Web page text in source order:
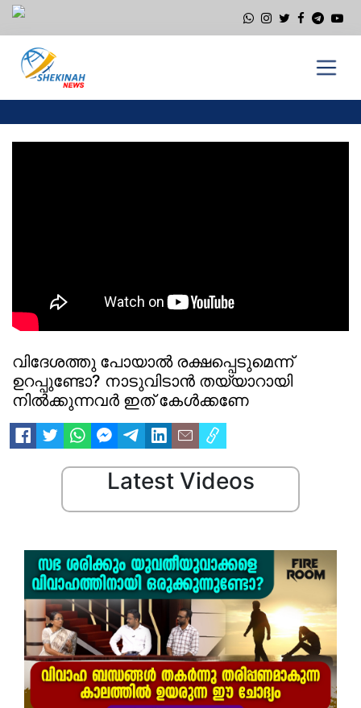
വിദേശത്തു പോയാല്‍ രക്ഷപ്പെടുമെന്ന്
ഉറപ്പുണ്ടോ? നാടുവിടാന്‍ തയ്യാറായി
നില്‍ക്കുന്നവർ ഇത് കേള്‍ക്കണേ
Latest Videos